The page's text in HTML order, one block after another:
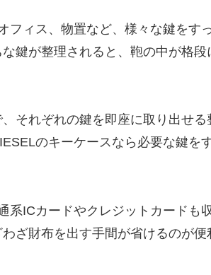
フィス、物置など、様々な鍵をす
鍵が整理されると、鞄の中が格段
それぞれの鍵を即座に取り出せる
のキーケースなら必要な鍵を
系ICカードやクレジットカードも
ざ財布を出す手間が省けるのが便